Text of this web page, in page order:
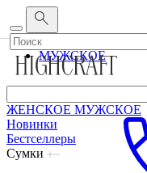
Корпоративным клиентам
ЖЕНСКОЕ
МУЖСКОЕ
ЖЕНСКОЕ МУЖСКОЕ
Новинки
Бестселлеры
Сумки